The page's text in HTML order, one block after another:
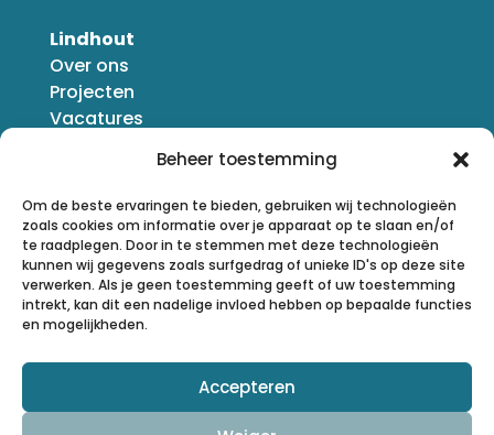
Beheer toestemming
Om de beste ervaringen te bieden, gebruiken wij technologieën
zoals cookies om informatie over je apparaat op te slaan en/of
te raadplegen. Door in te stemmen met deze technologieën
kunnen wij gegevens zoals surfgedrag of unieke ID's op deze site
verwerken. Als je geen toestemming geeft of uw toestemming
intrekt, kan dit een nadelige invloed hebben op bepaalde functies
en mogelijkheden.
Accepteren
Lindhout
Over ons
Projecten
Vacatures